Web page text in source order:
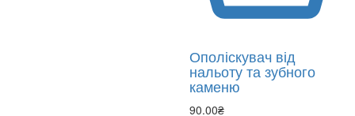
Ополіскувач від
нальоту та зубного
каменю
90.00₴